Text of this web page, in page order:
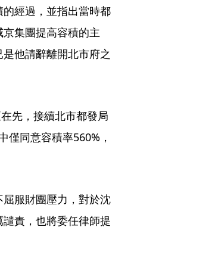
經過，並指出當時都
集團提高容積的主
他請辭離開北市府之
先，接續北市都發局
僅同意容積率560%，
服財團壓力，對於沈
責，也將委任律師提